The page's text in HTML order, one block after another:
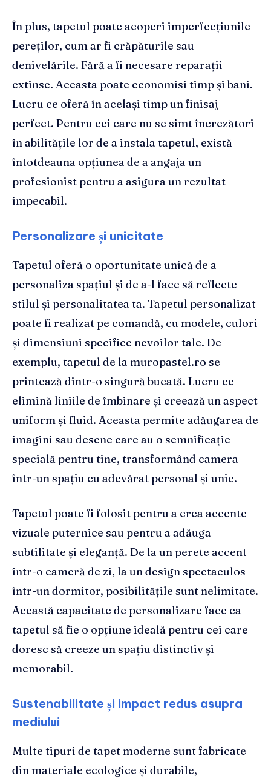
În plus, tapetul poate acoperi imperfecțiunile
pereților, cum ar fi crăpăturile sau
denivelările. Fără a fi necesare reparații
extinse. Aceasta poate economisi timp și bani.
Lucru ce oferă în același timp un finisaj
perfect. Pentru cei care nu se simt încrezători
în abilitățile lor de a instala tapetul, există
întotdeauna opțiunea de a angaja un
profesionist pentru a asigura un rezultat
impecabil.
Personalizare și unicitate
Tapetul oferă o oportunitate unică de a
personaliza spațiul și de a-l face să reflecte
stilul și personalitatea ta. Tapetul personalizat
poate fi realizat pe comandă, cu modele, culori
și dimensiuni specifice nevoilor tale. De
exemplu, tapetul de la muropastel.ro se
printează dintr-o singură bucată. Lucru ce
elimină liniile de îmbinare și creează un aspect
uniform și fluid. Aceasta permite adăugarea de
imagini sau desene care au o semnificație
specială pentru tine, transformând camera
într-un spațiu cu adevărat personal și unic.
Tapetul poate fi folosit pentru a crea accente
vizuale puternice sau pentru a adăuga
subtilitate și eleganță. De la un perete accent
într-o cameră de zi, la un design spectaculos
într-un dormitor, posibilitățile sunt nelimitate.
Această capacitate de personalizare face ca
tapetul să fie o opțiune ideală pentru cei care
doresc să creeze un spațiu distinctiv și
memorabil.
Sustenabilitate și impact redus asupra
mediului
Multe tipuri de tapet moderne sunt fabricate
din materiale ecologice și durabile,